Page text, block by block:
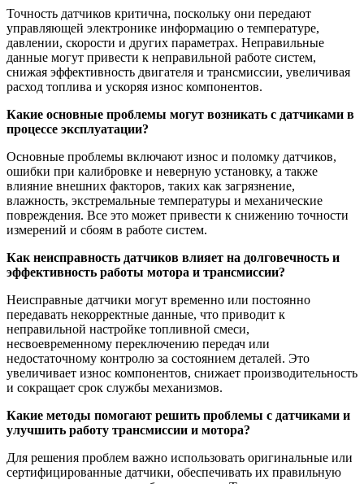
Точность датчиков критична, поскольку они передают
управляющей электронике информацию о температуре,
давлении, скорости и других параметрах. Неправильные
данные могут привести к неправильной работе систем,
снижая эффективность двигателя и трансмиссии, увеличивая
расход топлива и ускоряя износ компонентов.
Какие основные проблемы могут возникать с датчиками в
процессе эксплуатации?
Основные проблемы включают износ и поломку датчиков,
ошибки при калибровке и неверную установку, а также
влияние внешних факторов, таких как загрязнение,
влажность, экстремальные температуры и механические
повреждения. Все это может привести к снижению точности
измерений и сбоям в работе систем.
Как неисправность датчиков влияет на долговечность и
эффективность работы мотора и трансмиссии?
Неисправные датчики могут временно или постоянно
передавать некорректные данные, что приводит к
неправильной настройке топливной смеси,
несвоевременному переключению передач или
недостаточному контролю за состоянием деталей. Это
увеличивает износ компонентов, снижает производительность
и сокращает срок службы механизмов.
Какие методы помогают решить проблемы с датчиками и
улучшить работу трансмиссии и мотора?
Для решения проблем важно использовать оригинальные или
сертифицированные датчики, обеспечивать их правильную